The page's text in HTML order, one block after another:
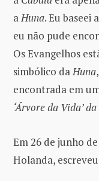
aHuna. Eu baseei
eu não pude
Os Evangelhos
simbólico daHuna
encontrada em
‘Árvore da Vida’
Em 26 de junho
Holanda,